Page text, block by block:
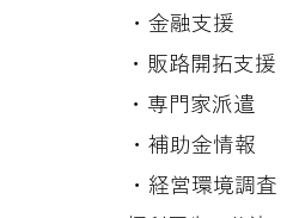
​・金融支援
​・販路開拓支援
​・専門家派遣
​・補助金情報
​・経営環境調査